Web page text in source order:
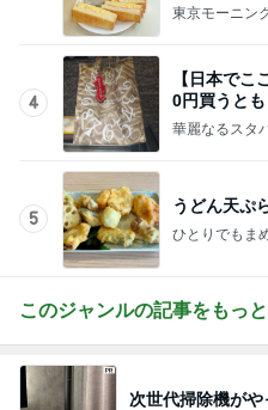
東京モーニン
4
【日本で
0円買うと
華麗なるスタ
5
うどん天ぷ
ひとりでもま
このジャンルの記事をもっ
次世代掃除機がや